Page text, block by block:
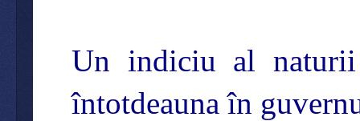
Un indiciu al naturii
întotdeauna în